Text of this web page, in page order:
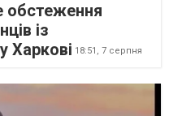
обстеження
із
Харкові 18:51, 7 серпня